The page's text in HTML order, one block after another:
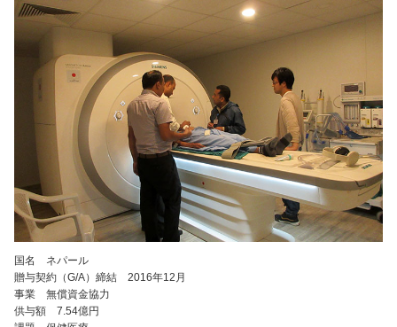
国名 ネパール
贈与契約（G/A）締結 2016年12月
事業 無償資金協力
供与額 7.54億円